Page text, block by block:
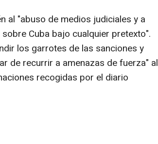
al "abuso de medios judiciales y a
Cuba bajo cualquier pretexto".
los garrotes de las sanciones y
de recurrir a amenazas de fuerza" al
recogidas por el diario